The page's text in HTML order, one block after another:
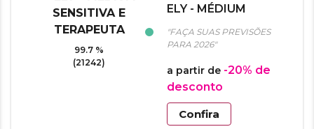
99.7 %
(21242)
ELY - MÉDIUM
SENSITIVA E
TERAPEUTA
"FAÇA SUAS PREVISÕES
PARA 2026"
a partir de -20% de
desconto
Confira